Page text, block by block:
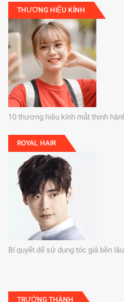
THƯƠNG HIỆU KÍNH
10 thương hiệu kính mắt thịnh
ROYAL HAIR
Bí quyết để sử dụng tóc giả bền lâu
TRƯỜNG THÀNH